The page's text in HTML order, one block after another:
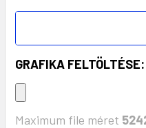
GRAFIKA FELTÖLTÉSE:
Maximum file méret